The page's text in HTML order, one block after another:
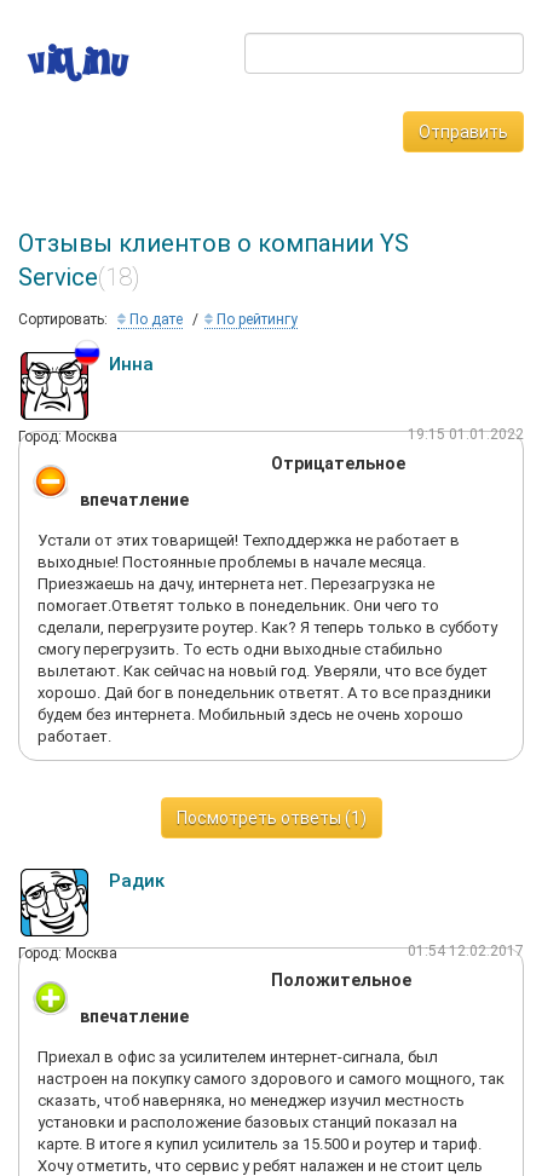
Отправить
Отзывы клиентов о компании YS
Service(18)
Сортировать: По дате По рейтингу
Инна
Город: Москва 19:15 01.01.2022
Отрицательное
впечатление
Устали от этих товарищей! Техподдержка не работает в
выходные! Постоянные проблемы в начале месяца.
Приезжаешь на дачу, интернета нет. Перезагрузка не
помогает.Ответят только в понедельник. Они чего то
сделали, перегрузите роутер. Как? Я теперь только в субботу
смогу перегрузить. То есть одни выходные стабильно
вылетают. Как сейчас на новый год. Уверяли, что все будет
хорошо. Дай бог в понедельник ответят. А то все праздники
будем без интернета. Мобильный здесь не очень хорошо
работает.
Посмотреть ответы (1)
Радик
Город: Москва 01:54 12.02.2017
Положительное
впечатление
Приехал в офис за усилителем интернет-сигнала, был
настроен на покупку самого здорового и самого мощного, так
сказать, чтоб наверняка, но менеджер изучил местность
установки и расположение базовых станций показал на
карте. В итоге я купил усилитель за 15.500 и роутер и тариф.
Хочу отметить, что сервис у ребят налажен и не стоит цель